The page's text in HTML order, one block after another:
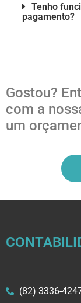
Tenho
pagamento?
Gostou?
com a
um
(82) 3336-